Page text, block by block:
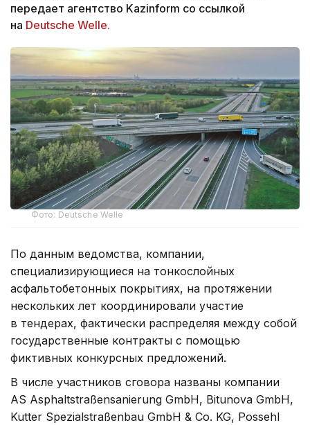
передает агентство Kazinform со ссылкой
на Deutsche Welle.
Фото: Deutsche Welle
По данным ведомства, компании,
специализирующиеся на тонкослойных
асфальтобетонных покрытиях, на протяжении
нескольких лет координировали участие
в тендерах, фактически распределяя между собой
государственные контракты с помощью
фиктивных конкурсных предложений.
В числе участников сговора названы компании
AS Asphaltstraßensanierung GmbH, Bitunova GmbH,
Kutter Spezialstraßenbau GmbH & Co. KG, Possehl